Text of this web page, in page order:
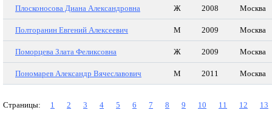
Плосконосова Диана Александровна Ж 2008 Москва
Полторанин Евгений Алексеевич М 2009 Москва
Поморцева Злата Феликсовна Ж 2009 Москва
Пономарев Александр Вячеславович М 2011 Москва
Страницы: 1 2 3 4 5 6 7 8 9 10 11 12
13